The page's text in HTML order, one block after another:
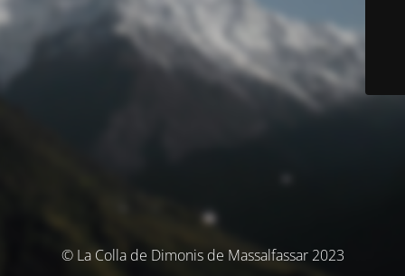
© La Colla de Dimonis de Massalfassar 2023